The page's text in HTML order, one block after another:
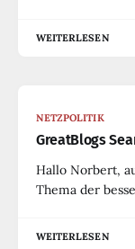
WEITERLESEN
NETZPOLITIK
GreatBlogs
Hallo Norbert,
Thema der
WEITERLESEN